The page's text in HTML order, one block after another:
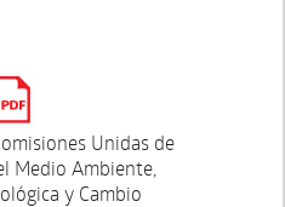
Unidas de
Medio Ambiente,
y Cambio